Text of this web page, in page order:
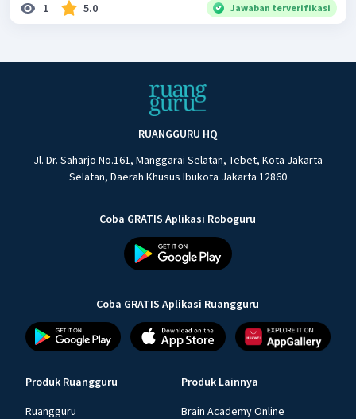
1 5.0 Jawaban terverifikasi
RUANGGURU HQ
Jl. Dr. Saharjo No.161, Manggarai Selatan, Tebet, Kota Jakarta
Selatan, Daerah Khusus Ibukota Jakarta 12860
Coba GRATIS Aplikasi Roboguru
Coba GRATIS Aplikasi Ruangguru
Produk Ruangguru
Ruangguru
Produk Lainnya
Brain Academy Online